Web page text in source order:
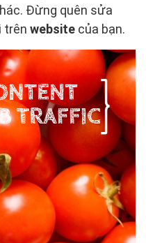
Đừng quên sửa
trên website của bạn.